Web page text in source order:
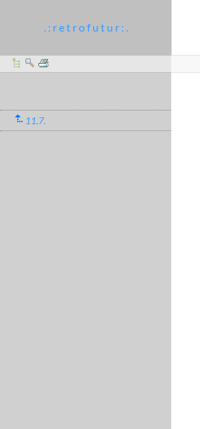
. : r e t r o f u t u r : .
11.7.